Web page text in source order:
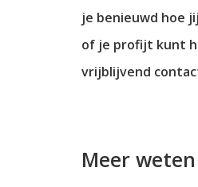
je benieuwd hoe
of je profijt kunt
vrijblijvend
Meer